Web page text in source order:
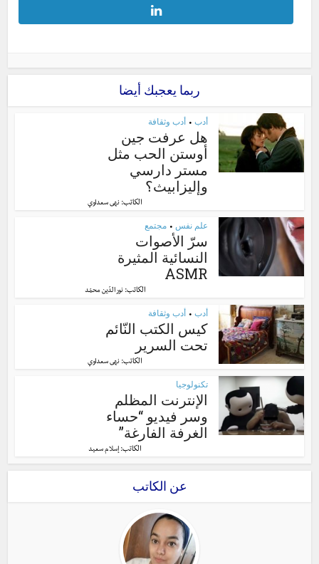
ربما يعجبك أيضا
أدب • أدب وثقافة
هل عرفت جين
أوستن الحب مثل
مستر دارسي
وإليزابيث؟
الكاتب: نهى سعداوي
علم نفس • مجتمع
سرّ الأصوات
النسائية المثيرة
ASMR
الكاتب:نور الدّين محمّد
أدب • أدب وثقافة
كيس الكتب النّائم
تحت السرير
الكاتب: نهى سعداوي
تكنولوجيا
الإنترنت المظلم
وسر فيديو “حساء
الغرفة الفارغة”
الكاتب: إسلام سعيد
عن الكاتب